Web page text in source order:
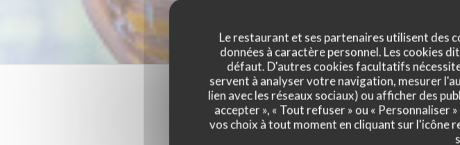
Le restaurant et ses partenaires utilisent des
données à caractère personnel. Les cookies
défaut. D'autres cookies facultatifs
servent à analyser votre navigation, mesurer
lien avec les réseaux sociaux) ou afficher des
accepter », « Tout refuser » ou «
vos choix à tout moment en cliquant sur l'icône